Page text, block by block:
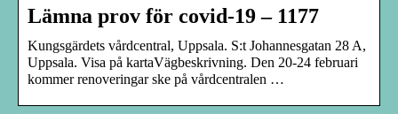
Lämna prov för covid-19 – 1177
Kungsgärdets vårdcentral, Uppsala. S:t Johannesgatan 28 A,
Uppsala. Visa på kartaVägbeskrivning. Den 20-24 februari
kommer renoveringar ske på vårdcentralen …